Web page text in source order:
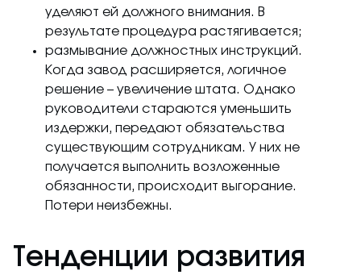
уделяют ей должного внимания. В
результате процедура растягивается;
размывание должностных инструкций.
Когда завод расширяется, логичное
решение – увеличение штата. Однако
руководители стараются уменьшить
издержки, передают обязательства
существующим сотрудникам. У них не
получается выполнить возложенные
обязанности, происходит выгорание.
Потери неизбежны.
Тенденции развития